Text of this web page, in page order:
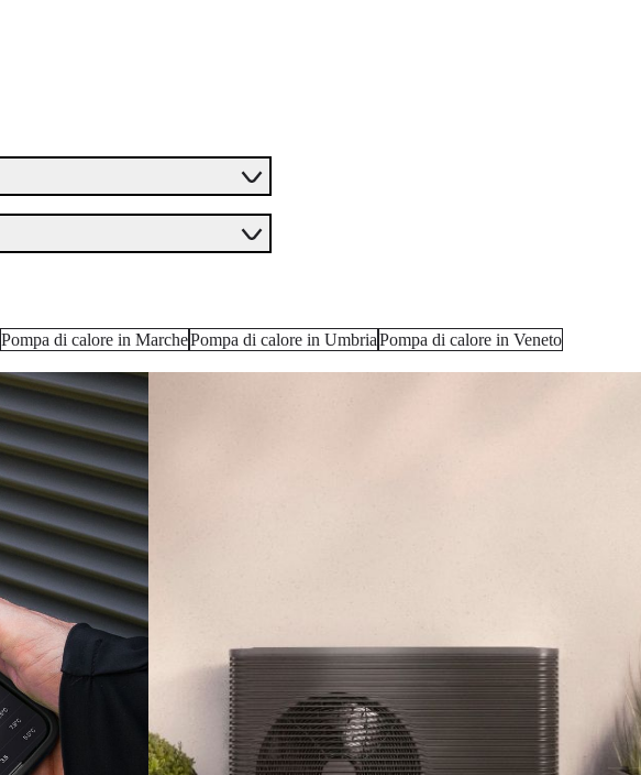
Pompa di calore in MarchePompa di calore in UmbriaPompa di calore in Veneto